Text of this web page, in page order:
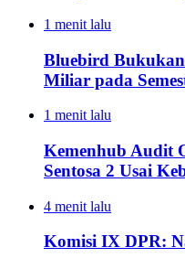
1 menit lalu
Bluebird
Miliar pada
1 menit lalu
Kemenhub Audit
Sentosa 2 Usai
4 menit lalu
Komisi IX DPR: